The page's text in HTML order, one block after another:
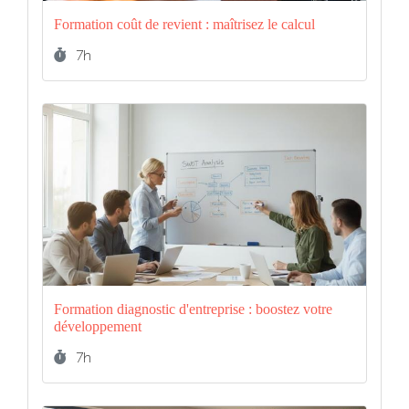
Formation coût de revient : maîtrisez le calcul
Durée :
7h
Formation diagnostic d'entreprise : boostez votre
développement
Durée :
7h